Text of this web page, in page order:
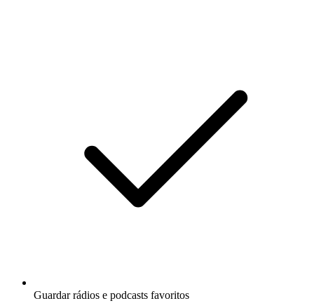
Guardar rádios e podcasts favoritos